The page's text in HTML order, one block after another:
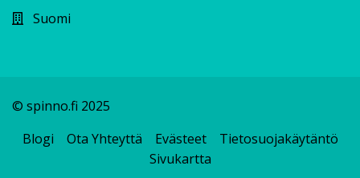
Suomi
© spinno.fi 2025
Blogi
Ota Yhteyttä Evästeet
Tietosuojakäytäntö
Sivukartta